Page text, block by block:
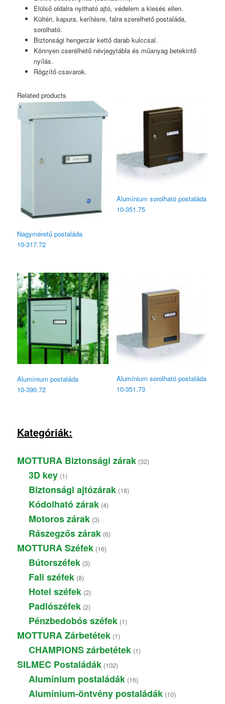
Elülső oldalra nyitható ajtó, védelem a kiesés ellen.
Kültéri, kapura, kerítésre, falra szerelhető postaláda,
sorolható.
Biztonsági hengerzár kettő darab kulccsal.
Könnyen cserélhető névjegytábla és műanyag betekintő
nyílás.
Rögzítő csavarok.
Related products
Nagyméretű postaláda
10‑317.72
Alumínium sorolható postaláda
10‑351.75
Alumínium postaláda
10‑390.72
Alumínium sorolható postaláda
10‑351.73
Kategóriák:
MOTTURA Biztonsági zárak 3232
3D key 11
Biztonsági ajtózárak 1818
Kódolható zárak 44
Motoros zárak 33
Rászegzős zárak 66
MOTTURA Széfek 1616
Bútorszéfek 33
Fali széfek 88
Hotel széfek 22
Padlószéfek 22
Pénzbedobós széfek 11
MOTTURA Zárbetétek 11
CHAMPIONS zárbetétek 11
SILMEC Postaládák 102102
Alumínium postaládák 1616
Alumínium-öntvény postaládák 1010